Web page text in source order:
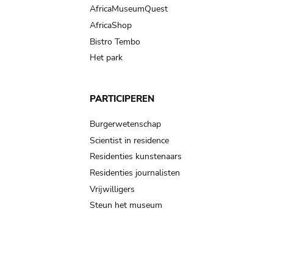
AfricaMuseumQuest
AfricaShop
Bistro Tembo
Het park
PARTICIPEREN
Burgerwetenschap
Scientist in residence
Residenties kunstenaars
Residenties journalisten
Vrijwilligers
Steun het museum